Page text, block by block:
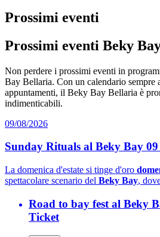
Prossimi eventi
Prossimi eventi Beky
Non perdere i prossimi eventi in
Bay Bellaria. Con un calendario sempre
appuntamenti, il Beky Bay Bellaria è
indimenticabili.
09/08/2026
Sunday Rituals al Beky Bay
La domenica d'estate si tinge d'oro
spettacolare scenario del Beky Bay,
Road to bay fest al Beky
Ticket